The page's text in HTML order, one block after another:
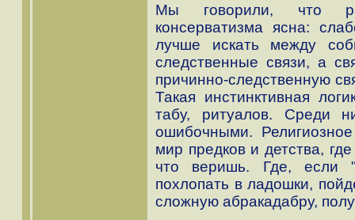
Мы говорили, что
консерватизма ясна:
лучше искать между
следственные связи, а
причинно-следственную
Такая инстинктивная
табу, ритуалов. Среди
ошибочными.
мир предков и детства,
что веришь. Где, если
похлопать в ладошки,
сложную абракадабру,